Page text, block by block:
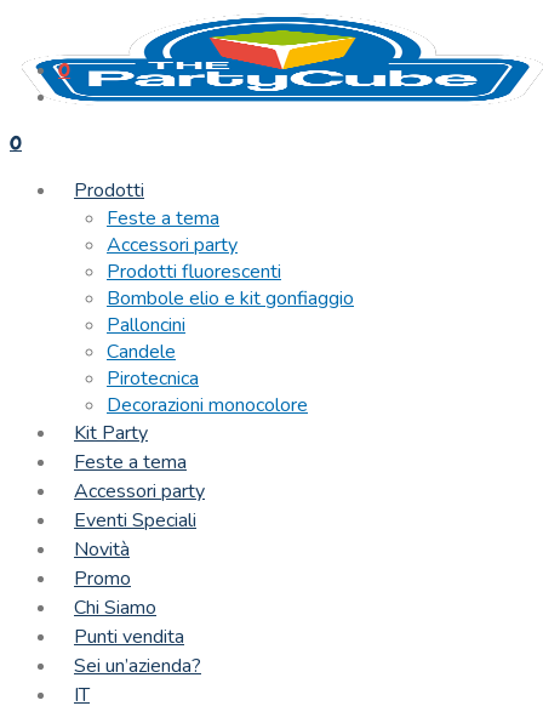
0
0
Prodotti
Feste a tema
Accessori party
Prodotti fluorescenti
Bombole elio e kit gonfiaggio
Palloncini
Candele
Pirotecnica
Decorazioni monocolore
Kit Party
Feste a tema
Accessori party
Eventi Speciali
Novità
Promo
Chi Siamo
Punti vendita
Sei un’azienda?
IT